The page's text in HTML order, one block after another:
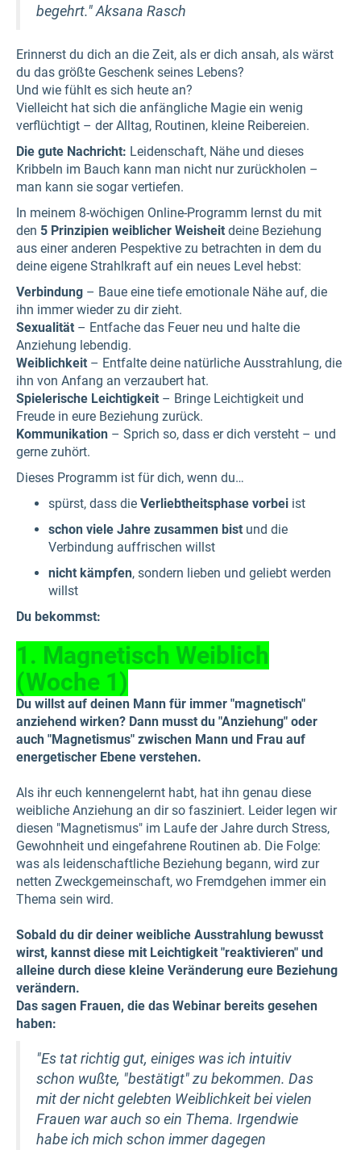
begehrt."Aksana Rasch
Erinnerst du dich an die Zeit, als er dich ansah, als wärst
du das größte Geschenk seines Lebens?
Und wie fühlt es sich heute an?
Vielleicht hat sich die anfängliche Magie ein wenig
verflüchtigt – der Alltag, Routinen, kleine Reibereien.
Die gute Nachricht: Leidenschaft, Nähe und dieses
Kribbeln im Bauch kann man nicht nur zurückholen –
man kann sie sogar vertiefen.
In meinem 8-wöchigen Online-Programm lernst du mit
den 5 Prinzipien weiblicher Weisheit deine Beziehung
aus einer anderen Pespektive zu betrachten in dem du
deine eigene Strahlkraft auf ein neues Level hebst:
Verbindung – Baue eine tiefe emotionale Nähe auf, die
ihn immer wieder zu dir zieht.
Sexualität – Entfache das Feuer neu und halte die
Anziehung lebendig.
Weiblichkeit – Entfalte deine natürliche Ausstrahlung, die
ihn von Anfang an verzaubert hat.
Spielerische Leichtigkeit – Bringe Leichtigkeit und
Freude in eure Beziehung zurück.
Kommunikation – Sprich so, dass er dich versteht – und
gerne zuhört.
Dieses Programm ist für dich, wenn du…
spürst, dass die Verliebtheitsphase vorbei ist
schon viele Jahre zusammen bist und die
Verbindung auffrischen willst
nicht kämpfen, sondern lieben und geliebt werden
willst
Du bekommst:
1. Magnetisch Weiblich
(Woche 1)
Du willst auf deinen Mann für immer "magnetisch"
anziehend wirken? Dann musst du "Anziehung" oder
auch "Magnetismus" zwischen Mann und Frau auf
energetischer Ebene verstehen.
Als ihr euch kennengelernt habt, hat ihn genau diese
weibliche Anziehung an dir so fasziniert. Leider legen wir
diesen "Magnetismus" im Laufe der Jahre durch Stress,
Gewohnheit und eingefahrene Routinen ab. Die Folge:
was als leidenschaftliche Beziehung begann, wird zur
netten Zweckgemeinschaft, wo Fremdgehen immer ein
Thema sein wird.
Sobald du dir deiner weibliche Ausstrahlung bewusst
wirst, kannst diese mit Leichtigkeit "reaktivieren" und
alleine durch diese kleine Veränderung eure Beziehung
verändern.
Das sagen Frauen, die das Webinar bereits gesehen
haben:
"Es tat richtig gut, einiges was ich intuitiv
schon wußte, "bestätigt" zu bekommen. Das
mit der nicht gelebten Weiblichkeit bei vielen
Frauen war auch so ein Thema. Irgendwie
habe ich mich schon immer dagegen